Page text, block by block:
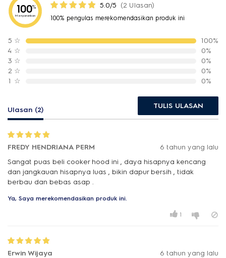
100%
Menyarankan
5.0/5 (2 Ulasan)
100% pengulas merekomendasikan produk ini
5 ☆
100%
4 ☆
0%
3 ☆
0%
2 ☆
0%
1 ☆ 0%
Ulasan (2) TULIS ULASAN
FREDY HENDRIANA PERM
6 tahun yang lalu
Sangat puas beli cooker hood ini , daya hisapnya kencang
dan jangkauan hisapnya luas , bikin dapur bersih , tidak
berbau dan bebas asap .
Ya, Saya merekomendasikan produk ini.
1
Erwin Wijaya
6 tahun yang lalu